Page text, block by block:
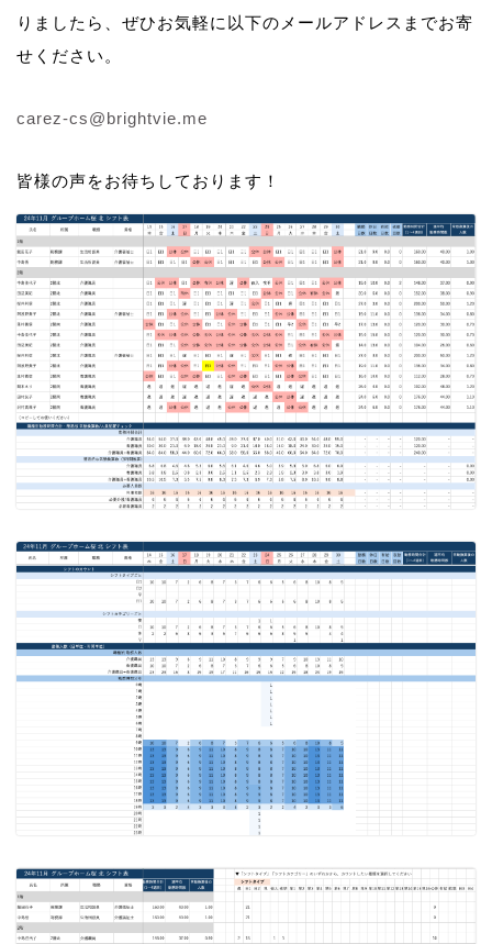
りましたら、ぜひお気軽に以下のメールアドレスまでお寄
せください。
carez-cs@brightvie.me
皆様の声をお待ちしております！